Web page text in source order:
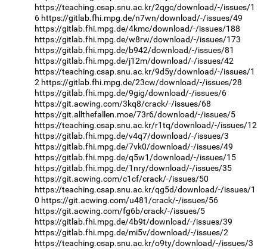
https://teaching.csap.snu.ac.kr/2qgc/download/-/issues/1
6 https://gitlab.fhi.mpg.de/n7wn/download/-/issues/49
https://gitlab.fhi.mpg.de/4kmc/download/-/issues/188
https://gitlab.fhi.mpg.de/w8rw/download/-/issues/173
https://gitlab.fhi.mpg.de/b942/download/-/issues/81
https://gitlab.fhi.mpg.de/j12m/download/-/issues/42
https://teaching.csap.snu.ac.kr/9d5y/download/-/issues/1
2 https://gitlab.fhi.mpg.de/23cw/download/-/issues/28
https://gitlab.fhi.mpg.de/9gig/download/-/issues/6
https://git.acwing.com/3kq8/crack/-/issues/68
https://git.allthefallen.moe/73r6/download/-/issues/5
https://teaching.csap.snu.ac.kr/r1tq/download/-/issues/12
https://gitlab.fhi.mpg.de/v4q7/download/-/issues/3
https://gitlab.fhi.mpg.de/7vk0/download/-/issues/49
https://gitlab.fhi.mpg.de/q5w1/download/-/issues/15
https://gitlab.fhi.mpg.de/1nry/download/-/issues/35
https://git.acwing.com/c1cf/crack/-/issues/50
https://teaching.csap.snu.ac.kr/qg5d/download/-/issues/1
0 https://git.acwing.com/u481/crack/-/issues/56
https://git.acwing.com/fg6b/crack/-/issues/5
https://gitlab.fhi.mpg.de/4b9t/download/-/issues/39
https://gitlab.fhi.mpg.de/mi5v/download/-/issues/2
https://teaching.csap.snu.ac.kr/o9ty/download/-/issues/3